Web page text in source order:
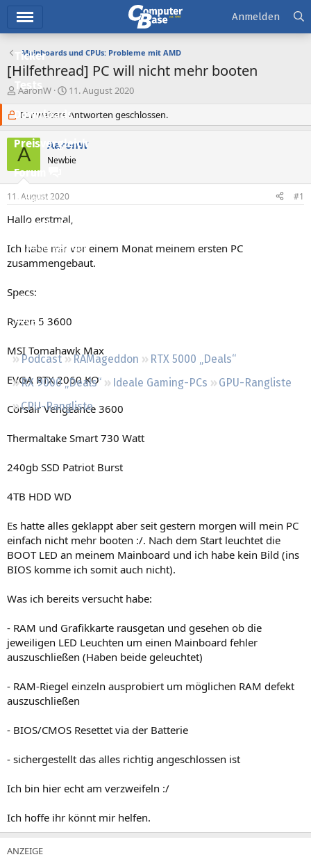
Ticker
Tests
Downloads
Preisvergleich
Forum
Aktuelles
Empfohlene Inhalte
Neue Beiträge
Neueste Aktivitäten
Leserartikel
Regeln
Podcast RAMageddon
RTX 5000 „Deals“
RX 9000 „Deals“
Ideale Gaming-PCs
GPU-Rangliste
CPU-Rangliste
Anmelden
Mainboards und CPUs: Probleme mit AMD
[Hilfethread] PC will nicht mehr booten
E
s
t
e
l
e
AaronW
E
s
t
l
l
m
11. August 2020
Für weitere Antworten geschlossen.
A AaronW
Newbie
11. August 2020 #1
Hallo erstmal,
Ich habe mir vor einem Monat meinem ersten PC
zusammengebaut.
Specs:
Ryzen 5 3600
MSI Tomahawk Max
EVGA RTX 2060 KO
Corsair Vengeance 3600
Thermaltake Smart 730 Watt
240gb SSD Patriot Burst
4TB HDD WD
Es hatte alles geklappt aber seit gestern morgen will mein PC
einfach nicht mehr booten :/. Nach dem Start leuchtet die
BOOT LED an meinem Mainboard und ich habe kein Bild (ins
BIOS komme ich somit auch nicht).
Was ich bereits versucht habe:
- RAM und Grafikkarte rausgetan und gesehen ob die
jeweiligen LED Leuchten um einen Mainboard fehler
auszuschließen (Haben beide geleuchtet)
- RAM-Riegel einzeln ausprobiert um möglichen RAM defekt
auszuschließen
- BIOS/CMOS Resettet via der Batterie
- sichergestellt das alles richtig angeschlossen ist
Ich bin hier echt am verzweifeln :/
Ich hoffe ihr könnt mir helfen.